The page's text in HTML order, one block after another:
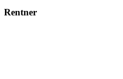
Rentner